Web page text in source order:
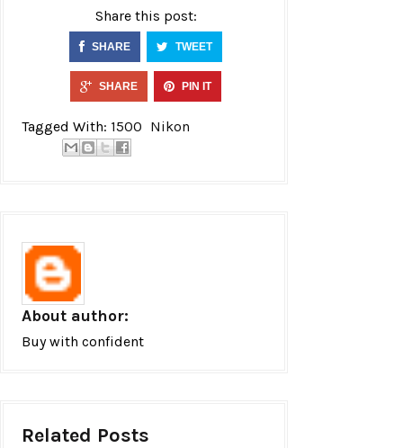
Share this post:
SHARE TWEET
SHARE PIN IT
Tagged With: 1500 Nikon
About author:
Buy with confident
Related Posts